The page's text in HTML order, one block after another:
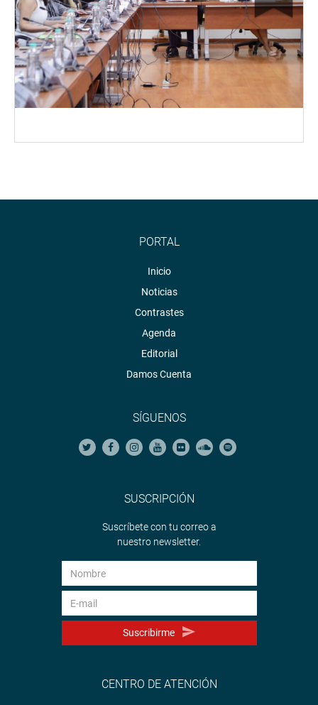
PORTAL
Inicio
Noticias
Contrastes
Agenda
Editorial
Damos Cuenta
SÍGUENOS
SUSCRIPCIÓN
Suscríbete con tu correo a
nuestro newsletter.
Suscribirme
CENTRO DE ATENCIÓN